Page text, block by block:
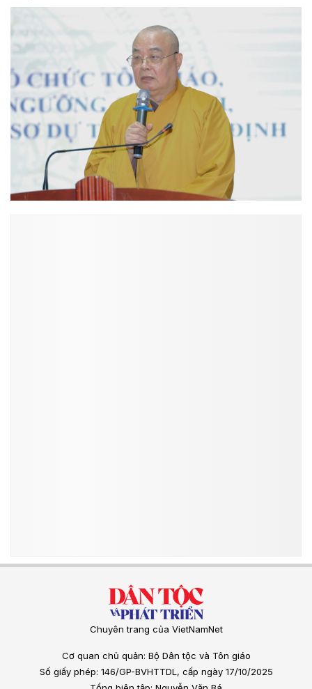
Chuyên trang của VietNamNet
Cơ quan chủ quản: Bộ Dân tộc và Tôn giáo
Số giấy phép: 146/GP-BVHTTDL, cấp ngày 17/10/2025